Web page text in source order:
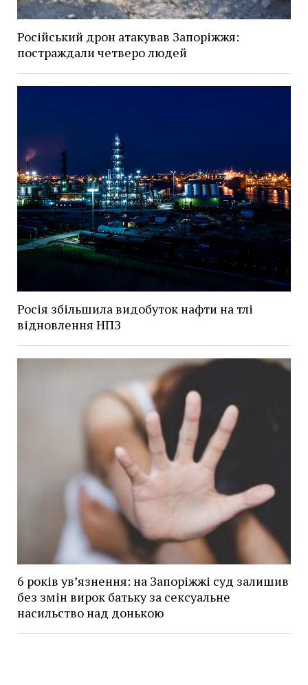
Російський дрон атакував Запоріжжя:
постраждали четверо людей
Росія збільшила видобуток нафти на тлі
відновлення НПЗ
6 років увʼязнення: на Запоріжжі суд залишив
без змін вирок батьку за сексуальне
насильство над донькою